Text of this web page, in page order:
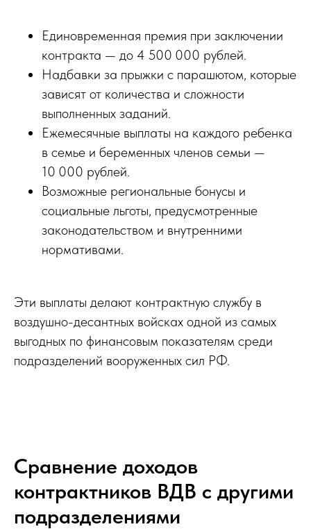
Единовременная премия при заключении
контракта — до 4 500 000 рублей.
Надбавки за прыжки с парашютом, которые
зависят от количества и сложности
выполненных заданий.
Ежемесячные выплаты на каждого ребенка
в семье и беременных членов семьи —
10 000 рублей.
Возможные региональные бонусы и
социальные льготы, предусмотренные
законодательством и внутренними
нормативами.
Эти выплаты делают контрактную службу в
воздушно-десантных войсках одной из самых
выгодных по финансовым показателям среди
подразделений вооруженных сил РФ.
Сравнение доходов
контрактников ВДВ с другими
подразделениями